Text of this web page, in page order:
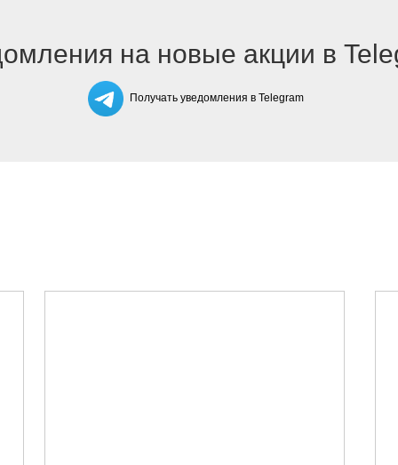
на новые акции в
Получать уведомления в Telegram